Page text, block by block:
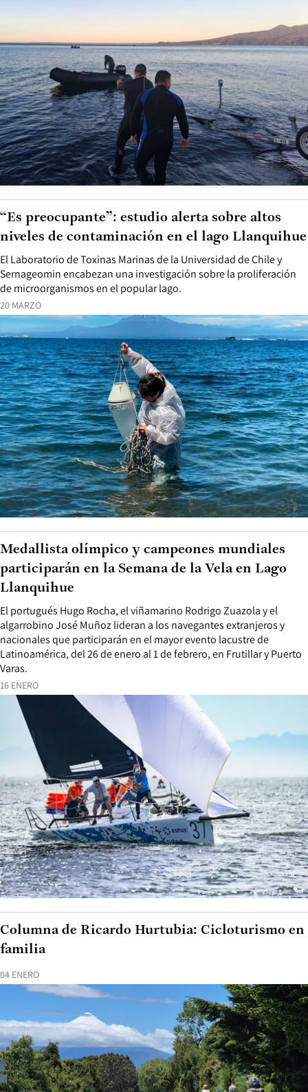
20 MARZO
El Laboratorio de Toxinas Marinas de la Universidad de Chile y
Sernageomin encabezan una investigación sobre la proliferación
de microorganismos en el popular lago.
“Es preocupante”: estudio alerta sobre altos
niveles de contaminación en el lago Llanquihue
16 ENERO
El portugués Hugo Rocha, el viñamarino Rodrigo Zuazola y el
algarrobino José Muñoz lideran a los navegantes extranjeros y
nacionales que participarán en el mayor evento lacustre de
Latinoamérica, del 26 de enero al 1 de febrero, en Frutillar y Puerto
Varas.
Medallista olímpico y campeones mundiales
participarán en la Semana de la Vela en Lago
Llanquihue
04 ENERO
Columna de Ricardo Hurtubia: Cicloturismo en
familia